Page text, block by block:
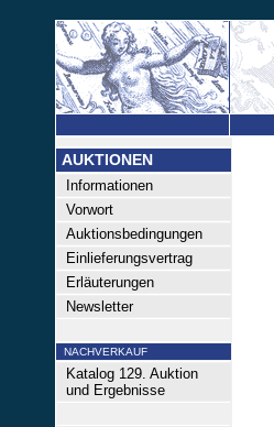
AUKTIONEN
Informationen
Vorwort
Auktionsbedingungen
Einlieferungsvertrag
Erläuterungen
Newsletter
NACHVERKAUF
Katalog 129. Auktion
und Ergebnisse